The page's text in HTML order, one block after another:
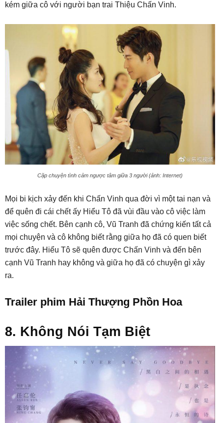
kém giữa cô với người bạn trai Thiệu Chấn Vinh.
Cặp chuyện tình cảm ngược tâm giữa 3 người (ảnh: Internet)
Mọi bi kịch xảy đến khi Chấn Vinh qua đời vì một tai nạn và
để quên đi cái chết ấy Hiểu Tô đã vùi đầu vào cô việc làm
việc sống chết. Bên cạnh cô, Vũ Tranh đã chứng kiến tất cả
mọi chuyện và cô không biết rằng giữa họ đã có quen biết
trước đây. Hiểu Tô sẽ quên được Chấn Vinh và đến bên
cạnh Vũ Tranh hay không và giữa họ đã có chuyện gì xảy
ra.
Trailer phim Hải Thượng Phồn Hoa
8. Không Nói Tạm Biệt